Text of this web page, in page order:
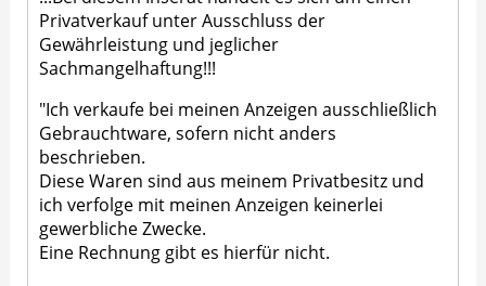
Privatverkauf unter Ausschluss der
Gewährleistung und jeglicher
Sachmangelhaftung!!!
"Ich verkaufe bei meinen Anzeigen ausschließlich
Gebrauchtware, sofern nicht anders
beschrieben.
Diese Waren sind aus meinem Privatbesitz und
ich verfolge mit meinen Anzeigen keinerlei
gewerbliche Zwecke.
Eine Rechnung gibt es hierfür nicht.